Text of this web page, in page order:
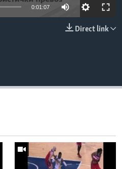
0:01:07
Direct link